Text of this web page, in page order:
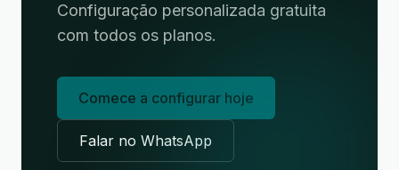
Configuração personalizada gratuita
com todos os planos.
Comece a configurar hoje
Falar no WhatsApp